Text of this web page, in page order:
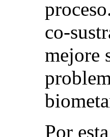
co-
mejore
Por